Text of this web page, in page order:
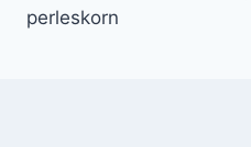
perleskorn